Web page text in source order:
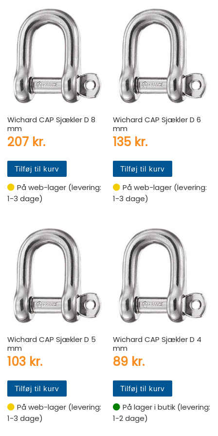
Wichard CAP Sjækler D 8
mm
207 kr.
Tilføj til kurv
På web-lager (levering:
1-3 dage)
Wichard CAP Sjækler D 6
mm
135 kr.
Tilføj til kurv
På web-lager (levering:
1-3 dage)
Wichard CAP Sjækler D 5
mm
103 kr.
Tilføj til kurv
På web-lager (levering:
1-3 dage)
Wichard CAP Sjækler D 4
mm
89 kr.
Tilføj til kurv
På lager i butik (levering:
1-2 dage)